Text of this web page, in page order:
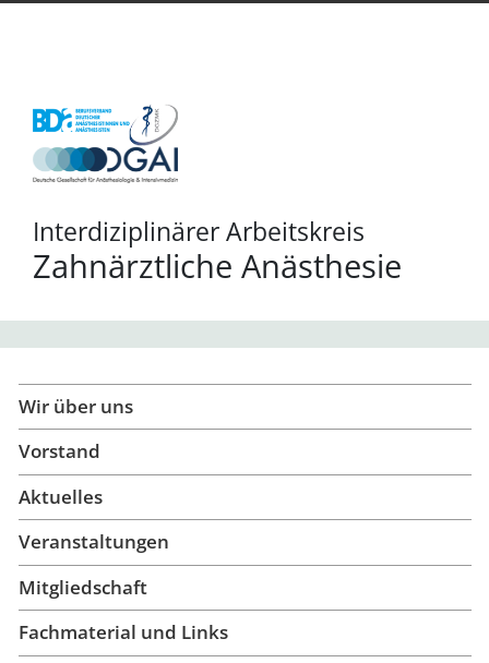
Interdiziplinärer Arbeitskreis
Zahnärztliche Anästhesie
Wir über uns - Interdisziplinärer
Wir über uns
Vorstand
Aktuelles
Veranstaltungen
Mitgliedschaft
Fachmaterial und Links